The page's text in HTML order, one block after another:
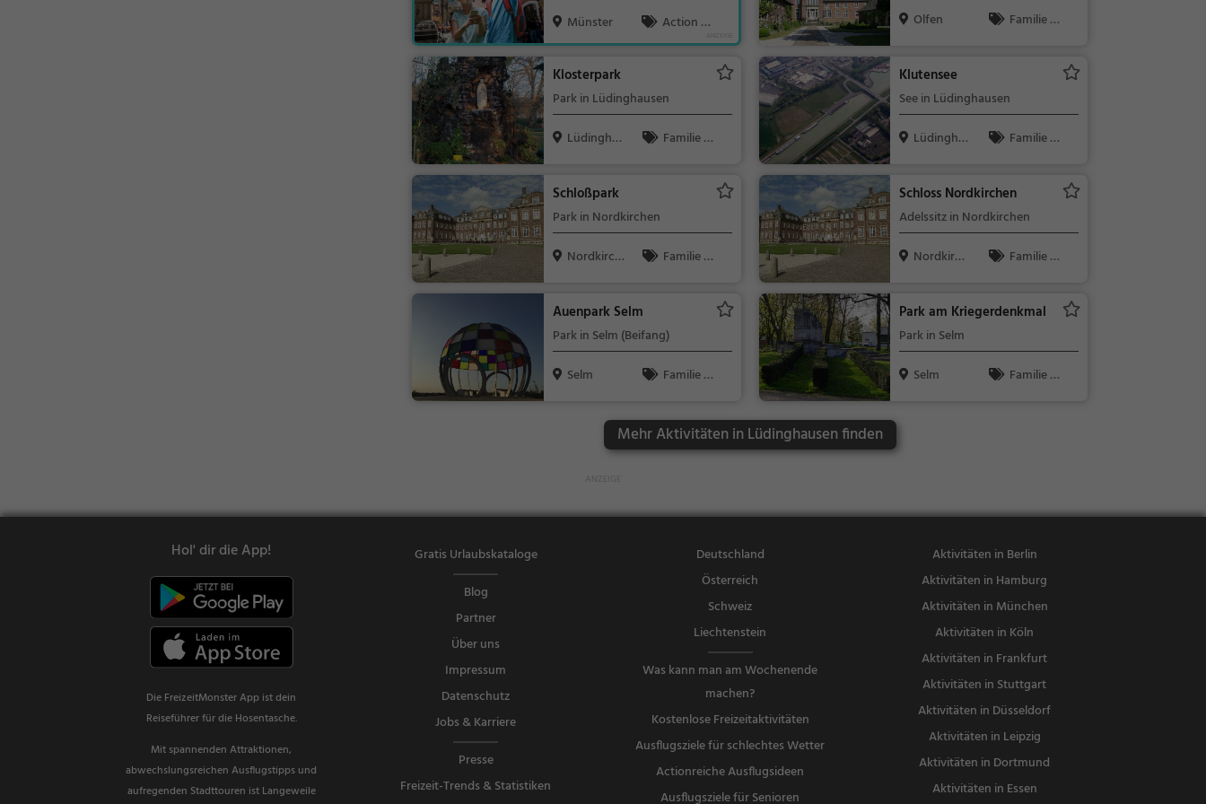
Münster
Action &
Abenteuer, F
Olfen
Familie &
Klosterpark
Park in Lüdinghausen
Lüdingha
Familie &
Klutensee
See in Lüdinghausen
Lüdingha
Familie &
Schloßpark
Park in Nordkirchen
Nordkirch
Familie &
Schloss Nordkirchen
Adelssitz in Nordkirchen
Nordkirch
Familie &
Auenpark Selm
Park in Selm (Beifang)
Selm
Familie &
Park am Kriegerdenkmal
Park in Selm
Selm
Familie &
Mehr Aktivitäten in Lüdinghausen finden
Hol' dir die App!
Die FreizeitMonster App ist dein
Reiseführer für die Hosentasche.
Mit spannenden Attraktionen,
abwechslungsreichen Ausflugstipps und
aufregenden Stadttouren ist Langeweile
Gratis Urlaubskataloge
Blog
Partner
Über uns
Impressum
Datenschutz
Jobs & Karriere
Presse
Freizeit-Trends & Statistiken
Deutschland
Österreich
Schweiz
Liechtenstein
Was kann man am Wochenende
machen?
Kostenlose Freizeitaktivitäten
Ausflugsziele für schlechtes Wetter
Actionreiche Ausflugsideen
Ausflugsziele für Senioren
Aktivitäten in Berlin
Aktivitäten in Hamburg
Aktivitäten in München
Aktivitäten in Köln
Aktivitäten in Frankfurt
Aktivitäten in Stuttgart
Aktivitäten in Düsseldorf
Aktivitäten in Leipzig
Aktivitäten in Dortmund
Aktivitäten in Essen